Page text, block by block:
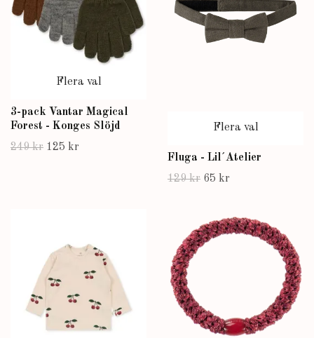
Flera val
3-pack Vantar Magical
Forest - Konges Slöjd
249 kr 125 kr
Flera val
Fluga - Lil´Atelier
129 kr 65 kr